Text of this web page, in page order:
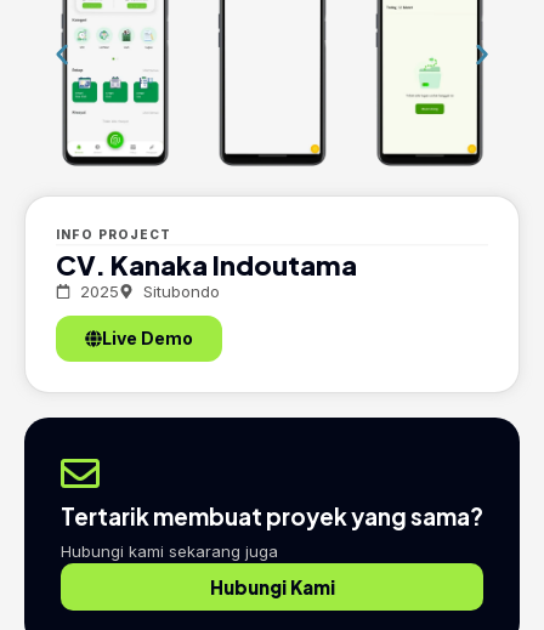
INFO PROJECT
CV. Kanaka Indoutama
2025 Situbondo
Live Demo
Tertarik membuat proyek yang sama?
Hubungi kami sekarang juga
Hubungi Kami